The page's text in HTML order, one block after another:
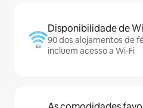
Disponibilidade de
90 dos alojamentos de
incluem acesso a Wi-Fi